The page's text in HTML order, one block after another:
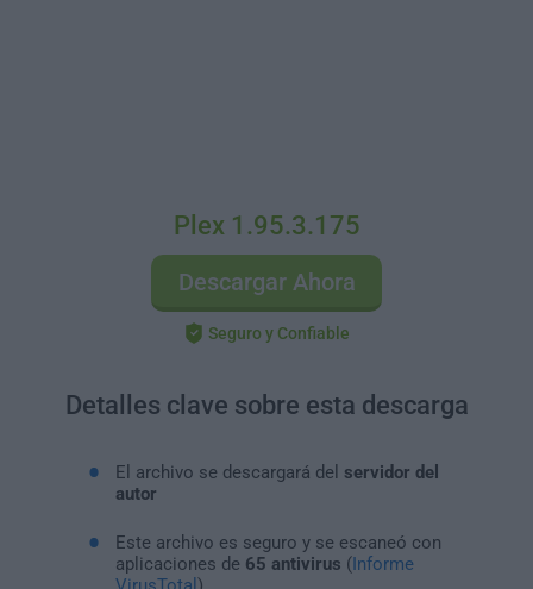
Plex 1.95.3.175
Descargar Ahora
Seguro y Confiable
Detalles clave sobre esta descarga
El archivo se descargará del servidor del
autor
Este archivo es seguro y se escaneó con
aplicaciones de 65 antivirus (Informe